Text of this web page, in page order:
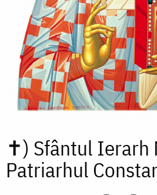
✝) Sfântul Ierarh
Patriarhul